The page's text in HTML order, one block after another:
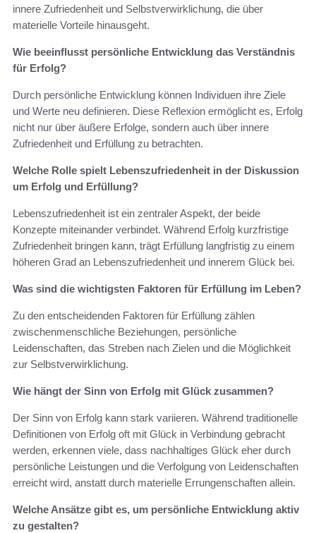
innere Zufriedenheit und Selbstverwirklichung, die über
materielle Vorteile hinausgeht.
Wie beeinflusst persönliche Entwicklung das Verständnis
für Erfolg?
Durch persönliche Entwicklung können Individuen ihre Ziele
und Werte neu definieren. Diese Reflexion ermöglicht es, Erfolg
nicht nur über äußere Erfolge, sondern auch über innere
Zufriedenheit und Erfüllung zu betrachten.
Welche Rolle spielt Lebenszufriedenheit in der Diskussion
um Erfolg und Erfüllung?
Lebenszufriedenheit ist ein zentraler Aspekt, der beide
Konzepte miteinander verbindet. Während Erfolg kurzfristige
Zufriedenheit bringen kann, trägt Erfüllung langfristig zu einem
höheren Grad an Lebenszufriedenheit und innerem Glück bei.
Was sind die wichtigsten Faktoren für Erfüllung im Leben?
Zu den entscheidenden Faktoren für Erfüllung zählen
zwischenmenschliche Beziehungen, persönliche
Leidenschaften, das Streben nach Zielen und die Möglichkeit
zur Selbstverwirklichung.
Wie hängt der Sinn von Erfolg mit Glück zusammen?
Der Sinn von Erfolg kann stark variieren. Während traditionelle
Definitionen von Erfolg oft mit Glück in Verbindung gebracht
werden, erkennen viele, dass nachhaltiges Glück eher durch
persönliche Leistungen und die Verfolgung von Leidenschaften
erreicht wird, anstatt durch materielle Errungenschaften allein.
Welche Ansätze gibt es, um persönliche Entwicklung aktiv
zu gestalten?